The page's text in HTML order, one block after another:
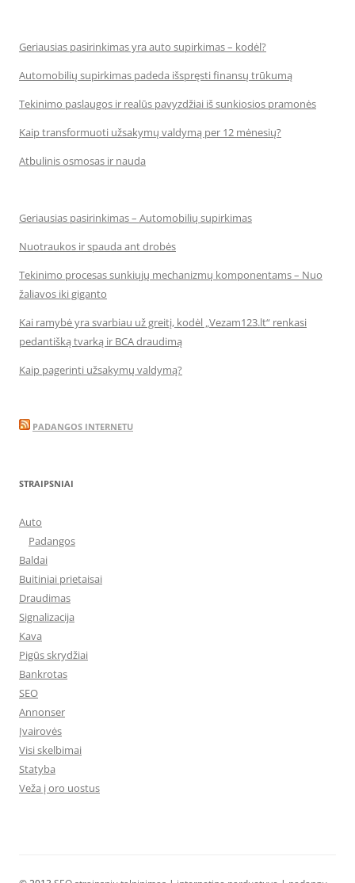
Geriausias pasirinkimas yra auto supirkimas – kodėl?
Automobilių supirkimas padeda išspręsti finansų trūkumą
Tekinimo paslaugos ir realūs pavyzdžiai iš sunkiosios pramonės
Kaip transformuoti užsakymų valdymą per 12 mėnesių?
Atbulinis osmosas ir nauda
Geriausias pasirinkimas – Automobilių supirkimas
Nuotraukos ir spauda ant drobės
Tekinimo procesas sunkiųjų mechanizmų komponentams – Nuo
žaliavos iki giganto
Kai ramybė yra svarbiau už greitį, kodėl „Vezam123.lt“ renkasi
pedantišką tvarką ir BCA draudimą
Kaip pagerinti užsakymų valdymą?
PADANGOS INTERNETU
STRAIPSNIAI
Auto
Padangos
Baldai
Buitiniai prietaisai
Draudimas
Signalizacija
Kava
Pigūs skrydžiai
Bankrotas
SEO
Annonser
Įvairovės
Visi skelbimai
Statyba
Veža į oro uostus